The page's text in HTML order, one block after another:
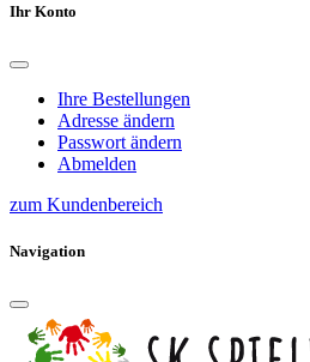
Ihr Konto
Ihre Bestellungen
Adresse ändern
Passwort ändern
Abmelden
zum Kundenbereich
Navigation